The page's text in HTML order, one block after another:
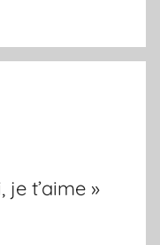
je t’aime »